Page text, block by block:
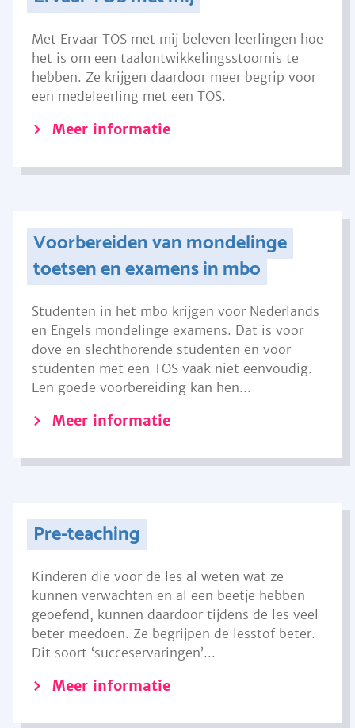
Met Ervaar TOS met mij beleven leerlingen hoe
het is om een taalontwikkelingsstoornis te
hebben. Ze krijgen daardoor meer begrip voor
een medeleerling met een TOS.
Meer informatie
Voorbereiden van mondelinge
toetsen en examens in mbo
Studenten in het mbo krijgen voor Nederlands
en Engels mondelinge examens. Dat is voor
dove en slechthorende studenten en voor
studenten met een TOS vaak niet eenvoudig.
Een goede voorbereiding kan hen...
Meer informatie
Pre-teaching
Kinderen die voor de les al weten wat ze
kunnen verwachten en al een beetje hebben
geoefend, kunnen daardoor tijdens de les veel
beter meedoen. Ze begrijpen de lesstof beter.
Dit soort ‘succeservaringen’...
Meer informatie